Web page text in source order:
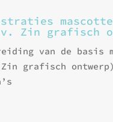
mascotte
Zin grafisch
van de basis
grafisch